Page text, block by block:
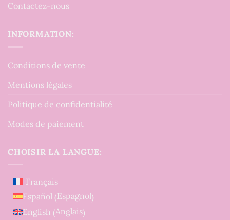
Contactez-nous
INFORMATION:
Conditions de vente
Mentions légales
Politique de confidentialité
Modes de paiement
CHOISIR LA LANGUE:
Français
Español (Espagnol)
English (Anglais)